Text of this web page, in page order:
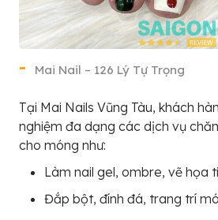
Mai Nail – 126 Lý Tự Trọng
Tại Mai Nails Vũng Tàu, khách
nghiệm đa dạng các dịch vụ
cho móng như:
Làm nail gel, ombre, vẽ họa
Đắp bột, đính đá, trang trí